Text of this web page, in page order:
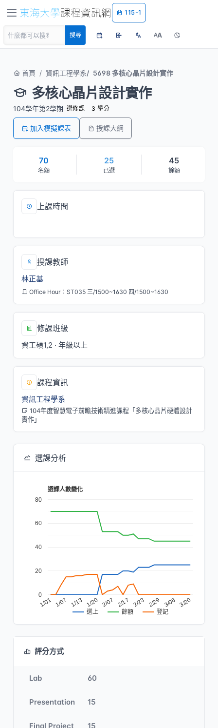
115-1
搜尋 AA
首頁 資訊工程學系 5698 多核心晶片設計實作
多核心晶片設計實作
104學年第2學期 選修課 3 學分
加入模擬課表 授課大綱
70
名額
25
已選
45
餘額
上課時間
授課教師
林正基
Office Hour：ST035 三/1500~1630 四/1500~1630
修課班級
資工碩1,2 · 年級以上
課程資訊
資訊工程學系
104年度智慧電子前瞻技術精進課程「多核心晶片硬體設計
實作」
選課分析
選課人數變化
選上 餘額 登記
1/01 1/07 1/13 1/20 2/07 2/17 2/23 2/29 3/06 3/20
0
20
40
60
80
評分方式
Lab 60
Presentation 15
Final Project 15